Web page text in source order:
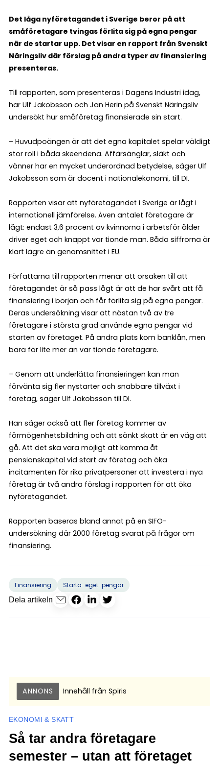
Det låga nyföretagandet i Sverige beror på att
småföretagare tvingas förlita sig på egna pengar
när de startar upp. Det visar en rapport från Svenskt
Näringsliv där förslag på andra typer av finansiering
presenteras.
Till rapporten, som presenteras i Dagens Industri idag,
har Ulf Jakobsson och Jan Herin på Svenskt Näringsliv
undersökt hur småföretag finansierade sin start.
– Huvudpoängen är att det egna kapitalet spelar väldigt
stor roll i båda skeendena. Affärsänglar, släkt och
vänner har en mycket underordnad betydelse, säger Ulf
Jakobsson som är docent i nationalekonomi, till DI.
Rapporten visar att nyföretagandet i Sverige är lågt i
internationell jämförelse. Även antalet företagare är
lågt: endast 3,6 procent av kvinnorna i arbetsför ålder
driver eget och knappt var tionde man. Båda siffrorna är
klart lägre än genomsnittet i EU.
Författarna till rapporten menar att orsaken till att
företagandet är så pass lågt är att de har svårt att få
finansiering i början och får förlita sig på egna pengar.
Deras undersökning visar att nästan två av tre
företagare i största grad använde egna pengar vid
starten av företaget. På andra plats kom banklån, men
bara för lite mer än var tionde företagare.
– Genom att underlätta finansieringen kan man
förvänta sig fler nystarter och snabbare tillväxt i
företag, säger Ulf Jakobsson till DI.
Han säger också att fler företag kommer av
förmögenhetsbildning och att sänkt skatt är en väg att
gå. Att det ska vara möjligt att komma åt
pensionskapital vid start av företag och öka
incitamenten för rika privatpersoner att investera i nya
företag är två andra förslag i rapporten för att öka
nyföretagandet.
Rapporten baseras bland annat på en SIFO-
undersökning där 2000 företag svarat på frågor om
finansiering.
Finansiering
Starta-eget-pengar
Dela artikeln
ANNONS Innehåll från Spiris
EKONOMI & SKATT
Så tar andra företagare
semester – utan att företaget